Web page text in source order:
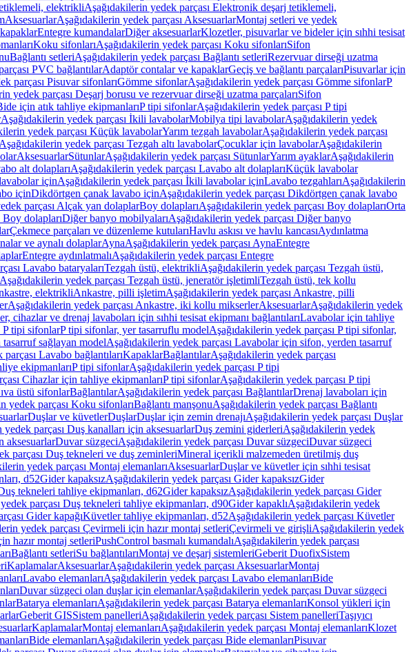
elektrikliAşağıdakilerin yedek parçası Elektronik deşarj tetiklemeli,
AksesuarlarAşağıdakilerin yedek parçası AksesuarlarMontaj setleri ve yedek
Entegre kumandalarDiğer aksesuarlarKlozetler, pisuvarlar ve bideler için sıhhi tesisat
Koku sifonlarıAşağıdakilerin yedek parçası Koku sifonlarıSifon
Bağlantı setleriAşağıdakilerin yedek parçası Bağlantı setleriRezervuar dirseği uzatma
PVC bağlantılarAdaptör contalar ve kapaklarGeçiş ve bağlantı parçalarıPisuvarlar için
parçası Pisuvar sifonlarıGömme sifonlarAşağıdakilerin yedek parçası Gömme sifonlarP
yedek parçası Deşarj borusu ve rezervuar dirseği uzatma parçalarıSifon
için atık tahliye ekipmanlarıP tipi sifonlarAşağıdakilerin yedek parçası P tipi
Aşağıdakilerin yedek parçası İkili lavabolarMobilya tipi lavabolarAşağıdakilerin yedek
yedek parçası Küçük lavabolarYarım tezgah lavabolarAşağıdakilerin yedek parçası
yedek parçası Tezgah altı lavabolarÇocuklar için lavabolarAşağıdakilerin
AksesuarlarSütunlarAşağıdakilerin yedek parçası SütunlarYarım ayaklarAşağıdakilerin
alt dolaplarıAşağıdakilerin yedek parçası Lavabo alt dolaplarıKüçük lavabolar
içinAşağıdakilerin yedek parçası İkili lavabolar içinLavabo tezgahlarıAşağıdakilerin
içinDikdörtgen çanak lavabo içinAşağıdakilerin yedek parçası Dikdörtgen çanak lavabo
parçası Alçak yan dolaplarBoy dolaplarıAşağıdakilerin yedek parçası Boy dolaplarıOrta
Boy dolaplarıDiğer banyo mobilyalarıAşağıdakilerin yedek parçası Diğer banyo
Çekmece parçaları ve düzenleme kutularıHavlu askısı ve havlu kancasıAydınlatma
ve aynalı dolaplarAynaAşağıdakilerin yedek parçası AynaEntegre
Entegre aydınlatmalıAşağıdakilerin yedek parçası Entegre
Lavabo bataryalarıTezgah üstü, elektrikliAşağıdakilerin yedek parçası Tezgah üstü,
Aşağıdakilerin yedek parçası Tezgah üstü, jeneratör işletimliTezgah üstü, tek kollu
elektrikliAnkastre, pilli işletimAşağıdakilerin yedek parçası Ankastre, pilli
Aşağıdakilerin yedek parçası Ankastre, iki kollu mikserlerAksesuarlarAşağıdakilerin yedek
cihazlar ve drenaj lavaboları için sıhhi tesisat ekipmanı bağlantılarıLavabolar için tahliye
P tipi sifonlarP tipi sifonlar, yer tasarruflu modelAşağıdakilerin yedek parçası P tipi sifonlar,
sağlayan modelAşağıdakilerin yedek parçası Lavabolar için sifon, yerden tasarruf
Lavabo bağlantılarıKapaklarBağlantılarAşağıdakilerin yedek parçası
ekipmanlarıP tipi sifonlarAşağıdakilerin yedek parçası P tipi
Cihazlar için tahliye ekipmanlarıP tipi sifonlarAşağıdakilerin yedek parçası P tipi
üstü sifonlarBağlantılarAşağıdakilerin yedek parçası BağlantılarDrenaj lavaboları için
yedek parçası Koku sifonlarıBağlantı manşonuAşağıdakilerin yedek parçası Bağlantı
Duşlar ve küvetlerDuşlarDuşlar için zemin drenajıAşağıdakilerin yedek parçası Duşlar
yedek parçası Duş kanalları için aksesuarlarDuş zemini giderleriAşağıdakilerin yedek
aksesuarlarDuvar süzgeciAşağıdakilerin yedek parçası Duvar süzgeciDuvar süzgeci
parçası Duş tekneleri ve duş zeminleriMineral içerikli malzemeden üretilmiş duş
yedek parçası Montaj elemanlarıAksesuarlarDuşlar ve küvetler için sıhhi tesisat
d52Gider kapaksızAşağıdakilerin yedek parçası Gider kapaksızGider
tekneleri tahliye ekipmanları, d62Gider kapaksızAşağıdakilerin yedek parçası Gider
parçası Duş tekneleri tahliye ekipmanları, d90Gider kapaklıAşağıdakilerin yedek
Gider kapağıKüvetler tahliye ekipmanları, d52Aşağıdakilerin yedek parçası Küvetler
yedek parçası Çevirmeli için hazır montaj setleriÇevirmeli ve girişliAşağıdakilerin yedek
hazır montaj setleriPushControl basmalı kumandalıAşağıdakilerin yedek parçası
Bağlantı setleriSu bağlantılarıMontaj ve deşarj sistemleriGeberit DuofixSistem
KaplamalarAksesuarlarAşağıdakilerin yedek parçası AksesuarlarMontaj
Lavabo elemanlarıAşağıdakilerin yedek parçası Lavabo elemanlarıBide
Duvar süzgeci olan duşlar için elemanlarAşağıdakilerin yedek parçası Duvar süzgeci
Batarya elemanlarıAşağıdakilerin yedek parçası Batarya elemanlarıKonsol yükleri için
Geberit GISSistem panelleriAşağıdakilerin yedek parçası Sistem panelleriTaşıyıcı
KaplamalarMontaj elemanlarıAşağıdakilerin yedek parçası Montaj elemanlarıKlozet
Bide elemanlarıAşağıdakilerin yedek parçası Bide elemanlarıPisuvar